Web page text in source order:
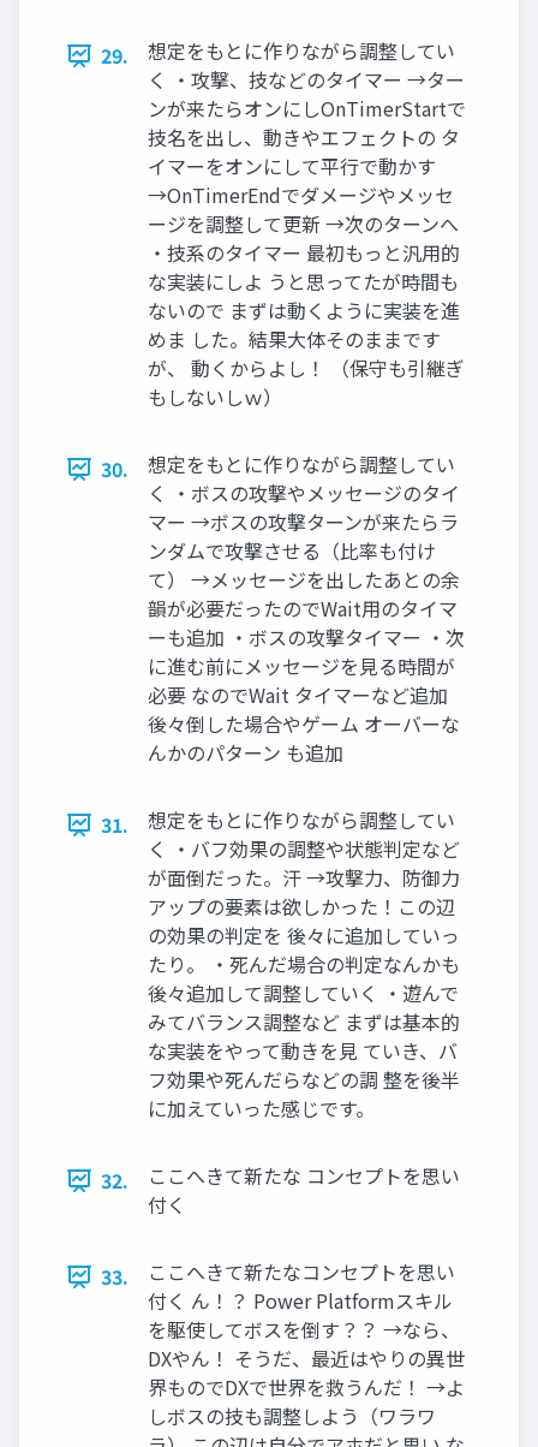
29.
想定をもとに作りながら調整してい
く ・攻撃、技などのタイマー →ター
ンが来たらオンにしOnTimerStartで
技名を出し、動きやエフェクトの タ
イマーをオンにして平行で動かす
→OnTimerEndでダメージやメッセ
ージを調整して更新 →次のターンへ
・技系のタイマー 最初もっと汎用的
な実装にしよ うと思ってたが時間も
ないので まずは動くように実装を進
めま した。結果大体そのままです
が、 動くからよし！ （保守も引継ぎ
もしないしｗ）
30.
想定をもとに作りながら調整してい
く ・ボスの攻撃やメッセージのタイ
マー →ボスの攻撃ターンが来たらラ
ンダムで攻撃させる（比率も付け
て） →メッセージを出したあとの余
韻が必要だったのでWait用のタイマ
ーも追加 ・ボスの攻撃タイマー ・次
に進む前にメッセージを見る時間が
必要 なのでWait タイマーなど追加
後々倒した場合やゲーム オーバーな
んかのパターン も追加
31.
想定をもとに作りながら調整してい
く ・バフ効果の調整や状態判定など
が面倒だった。汗 →攻撃力、防御力
アップの要素は欲しかった！この辺
の効果の判定を 後々に追加していっ
たり。 ・死んだ場合の判定なんかも
後々追加して調整していく ・遊んで
みてバランス調整など まずは基本的
な実装をやって動きを見 ていき、バ
フ効果や死んだらなどの調 整を後半
に加えていった感じです。
32.
ここへきて新たな コンセプトを思い
付く
33.
ここへきて新たなコンセプトを思い
付く ん！？ Power Platformスキル
を駆使してボスを倒す？？ →なら、
DXやん！ そうだ、最近はやりの異世
界ものでDXで世界を救うんだ！ →よ
しボスの技も調整しよう（ワラワ